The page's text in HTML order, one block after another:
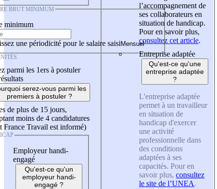
BRUT MINIMUM
minimum
une périodicité pour le salaire saisi
parmi les 1ers à postuler
serez-vous parmi les
premiers à postuler ?
de plus de 15 jours,
moins de 4 candidatures
France Travail est informé)
Employeur handi-
engagé
Qu'est-ce qu'un
employeur handi-
engagé ?
l’accompagnement de
ses collaborateurs en
situation de handicap.
Pour en savoir plus,
consultez cet article.
Entreprise adaptée
Qu'est-ce qu'une
entreprise adaptée
?
L'entreprise adaptée
permet à un travailleur
en situation de
handicap d'exercer
une activité
professionnelle dans
des conditions
adaptées à ses
capacités. Pour en
savoir plus, consultez
le site de l’UNEA.